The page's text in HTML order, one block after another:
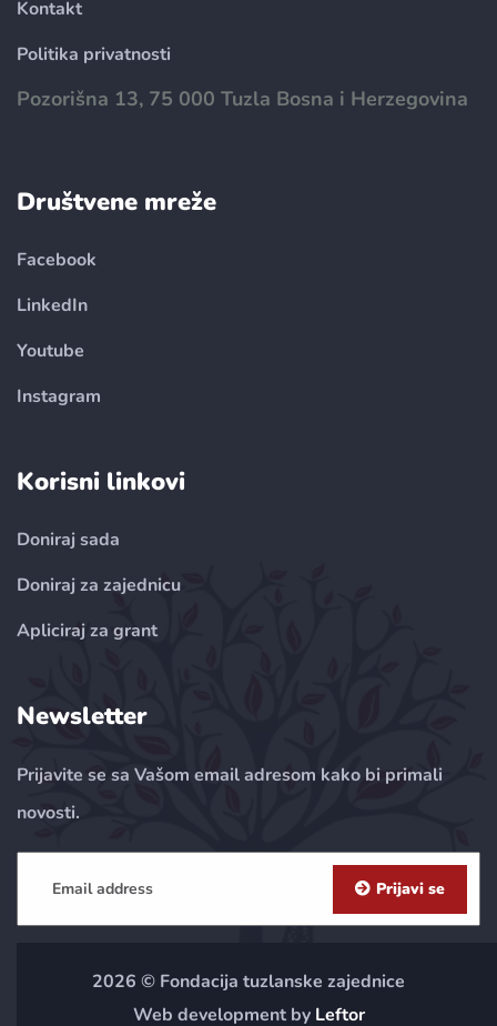
Kontakt
Politika privatnosti
Pozorišna 13, 75 000 Tuzla Bosna i Herzegovina
Društvene mreže
Facebook
LinkedIn
Youtube
Instagram
Korisni linkovi
Doniraj sada
Doniraj za zajednicu
Apliciraj za grant
Newsletter
Prijavite se sa Vašom email adresom kako bi primali
novosti.
Prijavi se
2026 © Fondacija tuzlanske zajednice
Web development by Leftor